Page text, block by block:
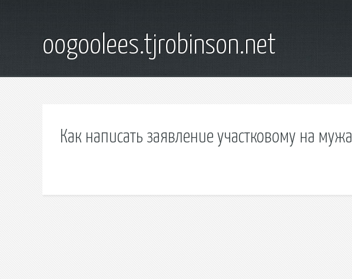
oogoolees.tjrobinson.net
Как написать заявление участковому на мужа